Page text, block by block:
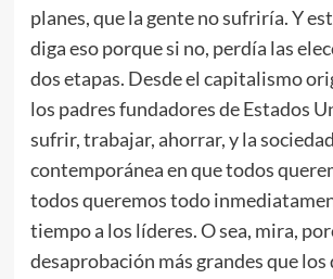
planes, que la gente no sufriría. Y
diga eso porque si no, perdía las
dos etapas. Desde el capitalismo
los padres fundadores de Estados
sufrir, trabajar, ahorrar, y la sociedad
contemporánea en que todos
todos queremos todo
tiempo a los líderes. O sea, mira,
desaprobación más grandes que los